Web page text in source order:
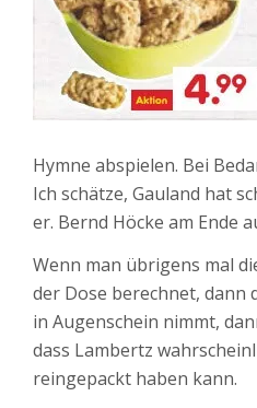
Hymne abspielen. Bei
Ich schätze, Gauland hat
er. Bernd Höcke am Ende
Wenn man übrigens mal
der Dose berechnet, dann
in Augenschein nimmt,
dass Lambertz
reingepackt haben kann.